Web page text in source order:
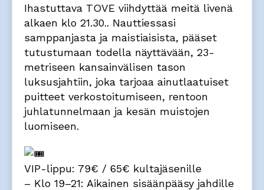
Ihastuttava TOVE viihdyttää meitä livenä
alkaen klo 21.30.. Nauttiessasi
samppanjasta ja maistiaisista, pääset
tutustumaan todella näyttävään, 23-
metriseen kansainvälisen tason
luksusjahtiin, joka tarjoaa ainutlaatuiset
puitteet verkostoitumiseen, rentoon
juhlatunnelmaan ja kesän muistojen
luomiseen.
VIP-lippu: 79€ / 65€ kultajäsenille
– Klo 19–21: Aikainen sisäänpääsy jahdille